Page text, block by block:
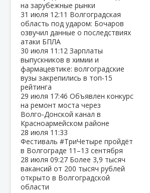
на зарубежные рынки
31 июля 12:11 Волгоградская
область под ударом: Бочаров
озвучил данные о последствиях
атаки БПЛА
30 июля 11:12 Зарплаты
выпускников в химии и
фармацевтике: волгоградские
вузы закрепились в топ‑15
рейтинга
29 июля 17:46 Объявлен конкурс
на ремонт моста через
Волго‑Донской канал в
Красноармейском районе
28 июля 11:33
Фестиваль #ТриЧетыре пройдёт
в Волгограде 11–13 сентября
28 июля 09:27 Более 3,9 тысяч
вакансий от 200 тысяч рублей
открыто в Волгоградской
области